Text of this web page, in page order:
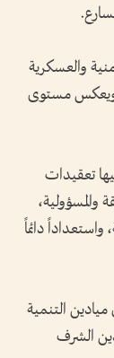
والعسكرية
ويعكس مستوى
تعقيدات
والمسؤولية،
دائماً
التنمية
الشرف